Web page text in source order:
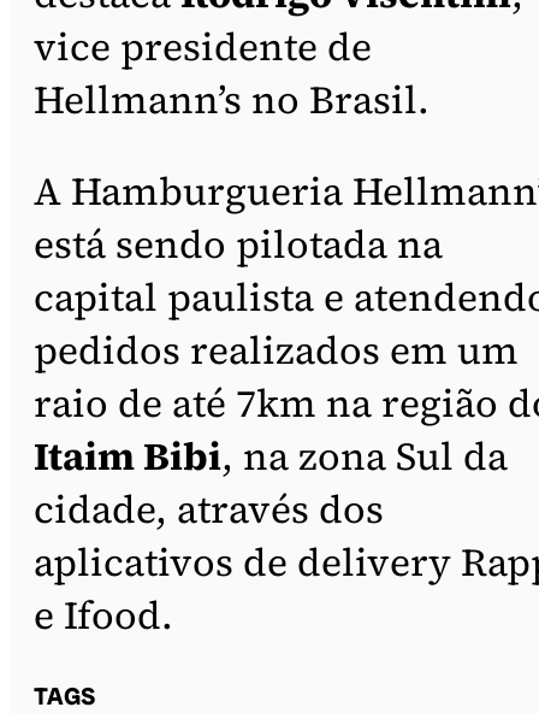
vice presidente de
Hellmann’s no Brasil.
A Hamburgueria
está sendo pilotada na
capital paulista e
pedidos realizados em um
raio de até 7km na região
Itaim Bibi, na zona Sul da
cidade, através dos
aplicativos de delivery
e Ifood.
TAGS